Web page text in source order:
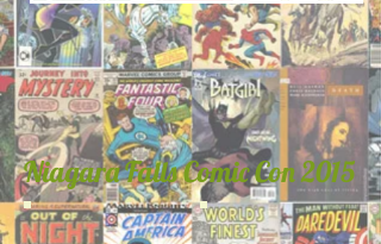
Niagara Falls Comic Con 2015